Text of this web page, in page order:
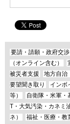
要請・請願・政府交渉
（オンライン含む）
被災者支援
地方自治
要望聞き取り
インボ
等）
自衛隊・米軍・
T・大気汚染・カネミ
ネ）
福祉・医療・教